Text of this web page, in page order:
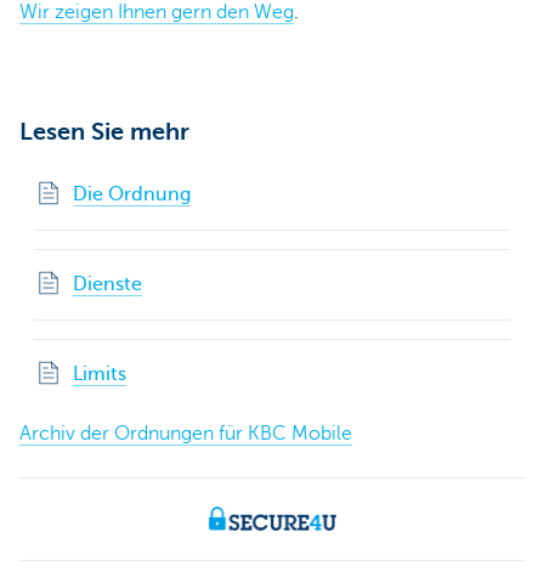
Wir zeigen Ihnen gern den Weg.
Lesen Sie mehr
Die Ordnung
Dienste
Limits
Archiv der Ordnungen für KBC Mobile